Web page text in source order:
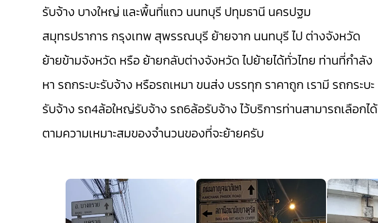
รับจ้าง บางใหญ่ และพื้นที่แถว นนทบุรี ปทุมธานี นครปฐม
สมุทรปราการ กรุงเทพ สุพรรณบุรี ย้ายจาก นนทบุรี ไป ต่างจังหวัด
ย้ายข้ามจังหวัด หรือ ย้ายกลับต่างจังหวัด ไปย้ายได้ทั่วไทย ท่านที่กำลัง
หา รถกระบะรับจ้าง หรือรถเหมา ขนส่ง บรรทุก ราคาถูก เรามี รถกระบะ
รับจ้าง รถ4ล้อใหญ่รับจ้าง รถ6ล้อรับจ้างไว้บริการท่านสามารถเลือกได้
ตามความเหมาะสมของจำนวนของที่จะย้ายครับ